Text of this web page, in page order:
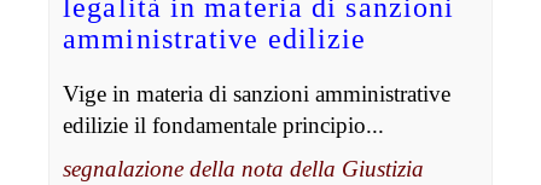
legalità in materia di sanzioni
amministrative edilizie
Vige in materia di sanzioni amministrative
edilizie il fondamentale principio...
segnalazione della nota della Giustizia